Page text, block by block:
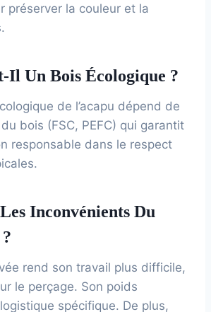
préserver la couleur et la
Il Un Bois Écologique ?
de l’acapu dépend de
bois (FSC, PEFC) qui garantit
responsable dans le respect
Inconvénients Du
rend son travail plus difficile,
le perçage. Son poids
spécifique. De plus,